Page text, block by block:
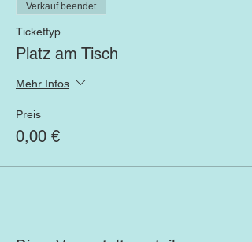
Verkauf beendet
Tickettyp
Platz am Tisch
Mehr Infos
Preis
0,00 €